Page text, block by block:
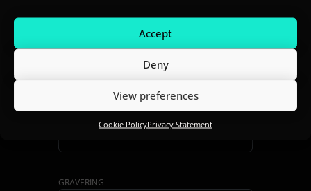
Accept
Deny
View preferences
Cookie PolicyPrivacy Statement
GRAVERING